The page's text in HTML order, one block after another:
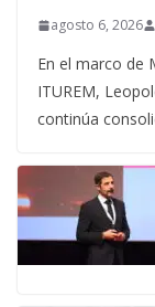
agosto 6, 2026
En el marco de
ITUREM,
continúa